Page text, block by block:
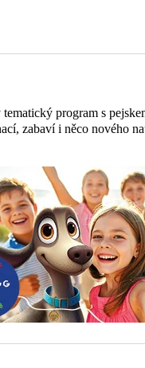
program s
zabaví i něco nového